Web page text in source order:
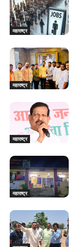
महाराष्ट्र
महाराष्ट्र
महाराष्ट्र
महाराष्ट्र